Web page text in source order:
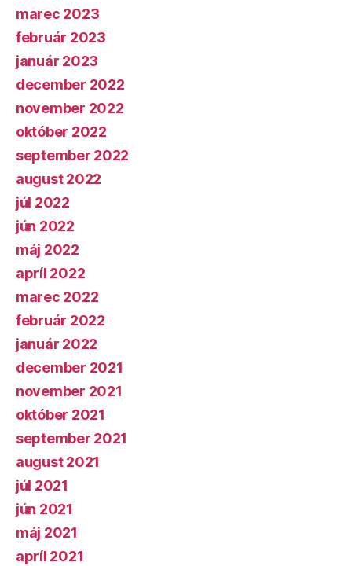
marec 2023
február 2023
január 2023
december 2022
november 2022
október 2022
september 2022
august 2022
júl 2022
jún 2022
máj 2022
apríl 2022
marec 2022
február 2022
január 2022
december 2021
november 2021
október 2021
september 2021
august 2021
júl 2021
jún 2021
máj 2021
apríl 2021